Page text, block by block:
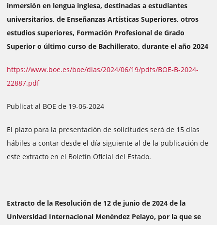
inmersión en lengua inglesa, destinadas a estudiantes
universitarios, de Enseñanzas Artísticas Superiores, otros
estudios superiores, Formación Profesional de Grado
Superior o último curso de Bachillerato, durante el año 2024
https://www.boe.es/boe/dias/2024/06/19/pdfs/BOE-B-2024-
22887.pdf
Publicat al BOE de 19-06-2024
El plazo para la presentación de solicitudes será de 15 días
hábiles a contar desde el día siguiente al de la publicación de
este extracto en el Boletín Oficial del Estado.
Extracto de la Resolución de 12 de junio de 2024 de la
Universidad Internacional Menéndez Pelayo, por la que se